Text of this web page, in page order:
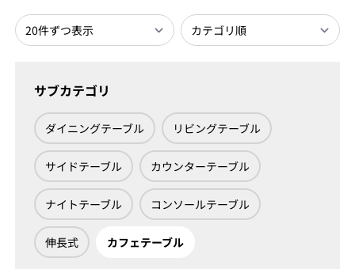
サブカテゴリ
ダイニングテーブル リビングテーブル
サイドテーブル カウンターテーブル
ナイトテーブル コンソールテーブル
伸長式 カフェテーブル